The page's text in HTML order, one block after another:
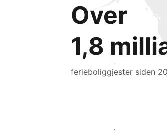
Over
1,8
ferieboliggjester siden
Nå ut til nye gjester i dag